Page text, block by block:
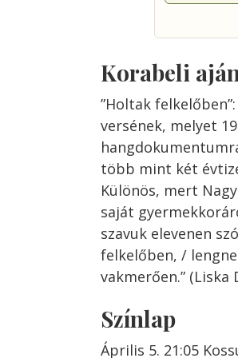
Korabeli
”Holtak
versének, melyet
több mint két
Különös, mert
saját
szavuk elevenen
felkelőben, /
vakmerően.” (Liska
Színlap
Április 5. 21:05